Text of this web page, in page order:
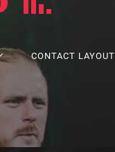
CONTACT LAYOUT